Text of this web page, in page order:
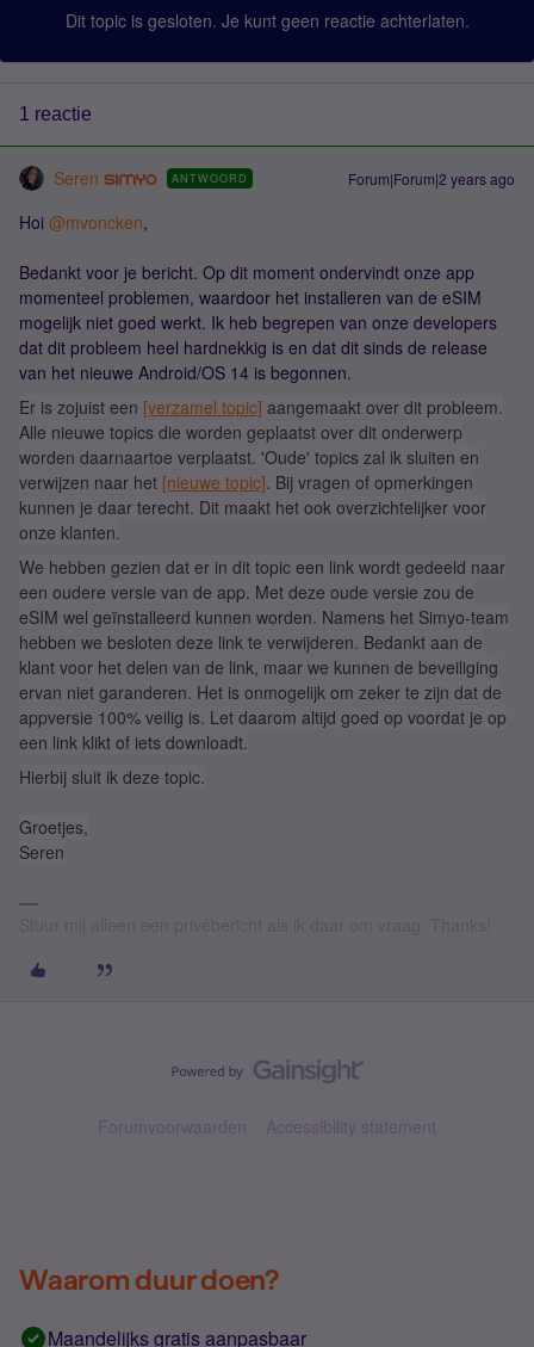
Dit topic is gesloten. Je kunt geen reactie achterlaten.
1 reactie
Seren ANTWOORD Forum|Forum|2 years ago
Hoi @mvoncken,
Bedankt voor je bericht. Op dit moment ondervindt onze app
momenteel problemen, waardoor het installeren van de eSIM
mogelijk niet goed werkt. Ik heb begrepen van onze developers
dat dit probleem heel hardnekkig is en dat dit sinds de release
van het nieuwe Android/OS 14 is begonnen.
Er is zojuist een [verzamel topic] aangemaakt over dit probleem.
Alle nieuwe topics die worden geplaatst over dit onderwerp
worden daarnaartoe verplaatst. 'Oude' topics zal ik sluiten en
verwijzen naar het [nieuwe topic]. Bij vragen of opmerkingen
kunnen je daar terecht. Dit maakt het ook overzichtelijker voor
onze klanten.
We hebben gezien dat er in dit topic een link wordt gedeeld naar
een oudere versie van de app. Met deze oude versie zou de
eSIM wel geïnstalleerd kunnen worden. Namens het Simyo-team
hebben we besloten deze link te verwijderen. Bedankt aan de
klant voor het delen van de link, maar we kunnen de beveiliging
ervan niet garanderen. Het is onmogelijk om zeker te zijn dat de
appversie 100% veilig is. Let daarom altijd goed op voordat je op
een link klikt of iets downloadt.
Hierbij sluit ik deze topic.
Groetjes,
Seren
Forumvoorwaarden Accessibility statement
Waarom duur doen?
Maandelijks gratis aanpasbaar